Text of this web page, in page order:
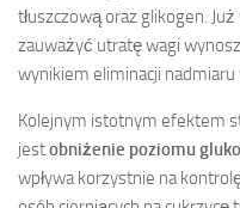
tłuszczową oraz glikogen.
zauważyć utratę wagi
wynikiem eliminacji
Kolejnym istotnym efektem
jestobniżenie poziomu
wpływa korzystnie na